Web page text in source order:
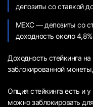
депозиты со ставкой
MEXC — депозиты со
доходность около
Доходность стейкинга
заблокированной
Опция стейкинга есть и
можно заблокировать